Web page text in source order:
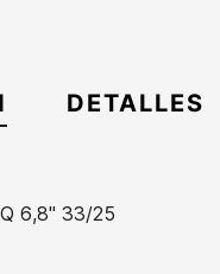
DETALLES
6,8" 33/25